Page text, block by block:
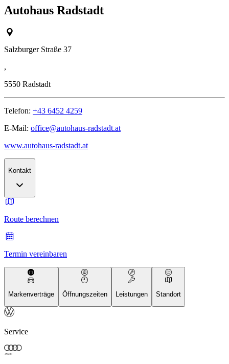
Autohaus Radstadt
Salzburger Straße 37
,
5550 Radstadt
Telefon: +43 6452 4259
E-Mail: office@autohaus-radstadt.at
www.autohaus-radstadt.at
Kontakt
Route berechnen
Termin vereinbaren
Markenverträge Öffnungszeiten Leistungen Standort
Service